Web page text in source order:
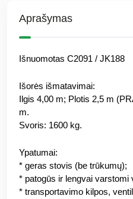
Aprašymas
Išnuomotas C2091 / JK188
Išorės išmatavimai:
Ilgis 4,00 m; Plotis 2,5 m
m.
Svoris: 1600 kg.
Ypatumai:
* geras stovis (be trūkumų);
* patogūs ir lengvai varstomi
* transportavimo kilpos,